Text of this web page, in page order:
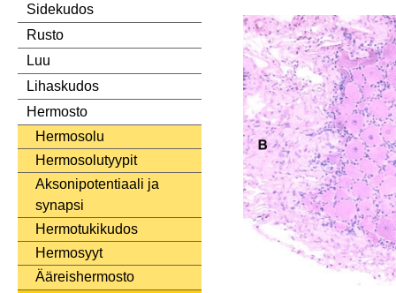
Sidekudos
Rusto
Luu
Lihaskudos
Hermosto
Hermosolu
Hermosolutyypit
Aksonipotentiaali ja
synapsi
Hermotukikudos
Hermosyyt
Ääreishermosto